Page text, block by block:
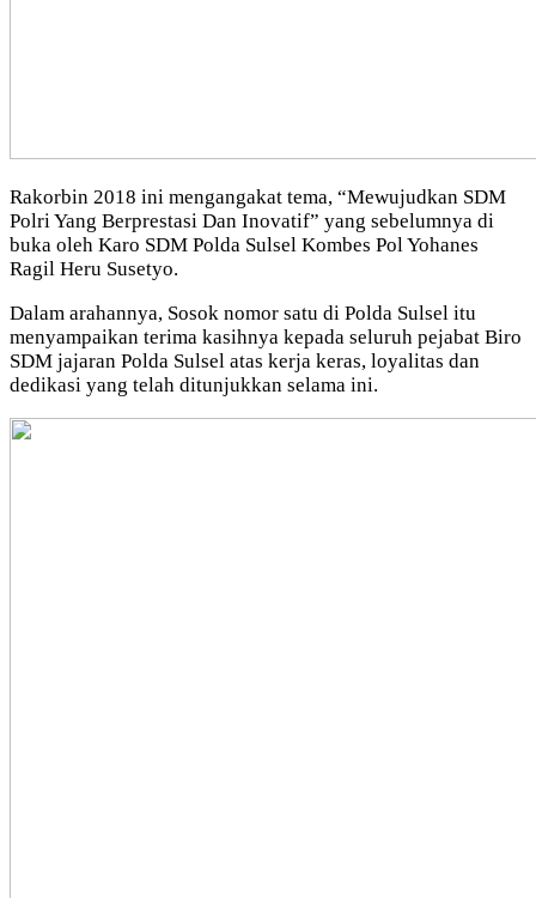
Rakorbin 2018 ini mengangakat tema, “Mewujudkan SDM
Polri Yang Berprestasi Dan Inovatif” yang sebelumnya di
buka oleh Karo SDM Polda Sulsel Kombes Pol Yohanes
Ragil Heru Susetyo.
Dalam arahannya, Sosok nomor satu di Polda Sulsel itu
menyampaikan terima kasihnya kepada seluruh pejabat Biro
SDM jajaran Polda Sulsel atas kerja keras, loyalitas dan
dedikasi yang telah ditunjukkan selama ini.